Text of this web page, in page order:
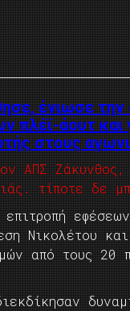
ένιωσε την
πλέϊ-άουτ
στους
ΑΠΣ Ζάκυνθος,
τίποτε δε
Νικολέτου
από τους 20